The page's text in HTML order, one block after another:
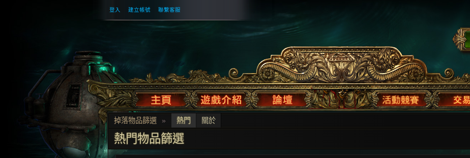
登入 建立帳號 聯繫客服
掉落物品篩選 » 熱門 關於
熱門物品篩選